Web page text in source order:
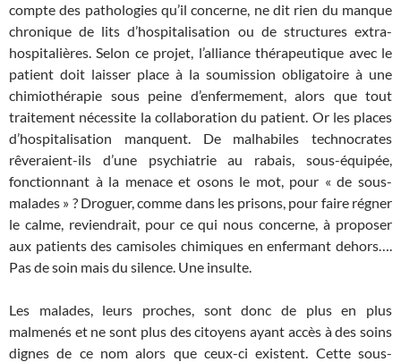
compte des pathologies qu’il concerne, ne dit rien du manque
chronique de lits d’hospitalisation ou de structures extra-
hospitalières. Selon ce projet, l’alliance thérapeutique avec le
patient doit laisser place à la soumission obligatoire à une
chimiothérapie sous peine d’enfermement, alors que tout
traitement nécessite la collaboration du patient. Or les places
d’hospitalisation manquent. De malhabiles technocrates
rêveraient-ils d’une psychiatrie au rabais, sous-équipée,
fonctionnant à la menace et osons le mot, pour « de sous-
malades » ? Droguer, comme dans les prisons, pour faire régner
le calme, reviendrait, pour ce qui nous concerne, à proposer
aux patients des camisoles chimiques en enfermant dehors….
Pas de soin mais du silence. Une insulte.
Les malades, leurs proches, sont donc de plus en plus
malmenés et ne sont plus des citoyens ayant accès à des soins
dignes de ce nom alors que ceux-ci existent. Cette sous-